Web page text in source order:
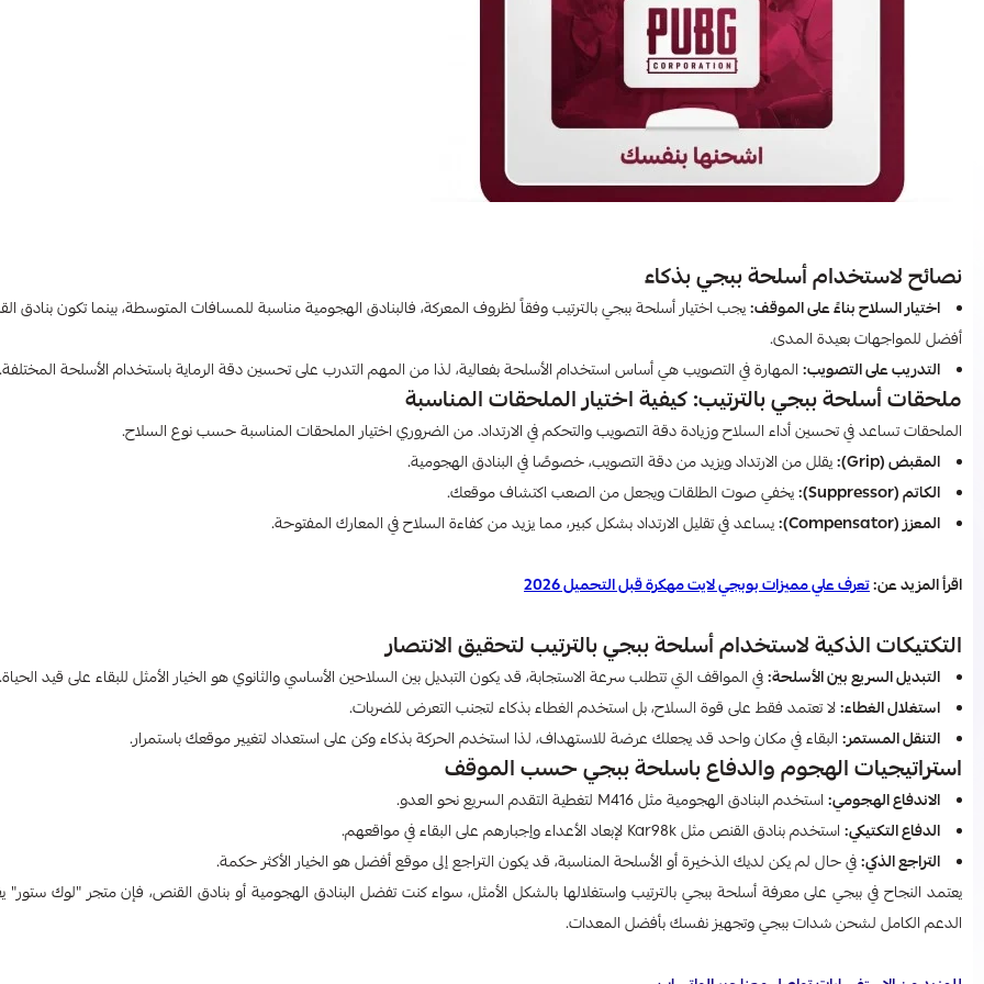
نصائح لاستخدام أسلحة ببجي بذكاء
اختيار السلاح بناءً على الموقف:يجب اختيار أسلحة ببجي بالترتيب وفقاً لظروف المعركة، فالبنادق الهجومية مناسبة للمسافات المتوسطة، بينما تكون بنادق
أفضل للمواجهات بعيدة المدى.
التدريب على التصويب: المهارة في التصويب هي أساس استخدام الأسلحة بفعالية، لذا من المهم التدرب على تحسين دقة الرماية باستخدام الأسلحة المختلفة.
ملحقات أسلحة ببجي بالترتيب: كيفية اختيار الملحقات المناسبة
الملحقات تساعد في تحسين أداء السلاح وزيادة دقة التصويب والتحكم في الارتداد. من الضروري اختيار الملحقات المناسبة حسب نوع السلاح.
المقبض (Grip):
يقلل من الارتداد ويزيد من دقة التصويب، خصوصًا في البنادق الهجومية.
الكاتم (Suppressor):
يخفي صوت الطلقات ويجعل من الصعب اكتشاف موقعك.
المعزز (Compensator):
يساعد في تقليل الارتداد بشكل كبير، مما يزيد من كفاءة السلاح في المعارك المفتوحة.
اقرأ المزيد عن:تعرف علي مميزات بوبجي لايت مهكرة قبل التحميل 2026
التكتيكات الذكية لاستخدام أسلحة ببجي بالترتيب لتحقيق الانتصار
التبديل السريع بين الأسلحة:في المواقف التي تتطلب سرعة الاستجابة، قد يكون التبديل بين السلاحين الأساسي والثانوي هو الخيار الأمثل للبقاء على قيد الحياة.
استغلال الغطاء:لا تعتمد فقط على قوة السلاح، بل استخدم الغطاء بذكاء لتجنب التعرض للضربات.
التنقل المستمر: البقاء في مكان واحد قد يجعلك عرضة للاستهداف، لذا استخدم الحركة بذكاء وكن على استعداد لتغيير موقعك باستمرار.
استراتيجيات الهجوم والدفاع باسلحة ببجي حسب الموقف
الاندفاع الهجومي: استخدم البنادق الهجومية مثل M416 لتغطية التقدم السريع نحو العدو.
الدفاع التكتيكي: استخدم بنادق القنص مثل Kar98k لإبعاد الأعداء وإجبارهم على البقاء في مواقعهم.
التراجع الذكي:في حال لم يكن لديك الذخيرة أو الأسلحة المناسبة، قد يكون التراجع إلى موقع أفضل هو الخيار الأكثر حكمة.
يعتمد النجاح في ببجي على معرفة أسلحة ببجي بالترتيب واستغلالها بالشكل الأمثل، سواء كنت تفضل البنادق الهجومية أو بنادق القنص، فإن متجر "لوك
الدعم الكامل لشحن شدات ببجي وتجهيز نفسك بأفضل المعدات.